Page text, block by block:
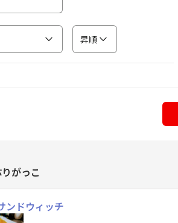
昇順
がっこ
ンドウィッチ